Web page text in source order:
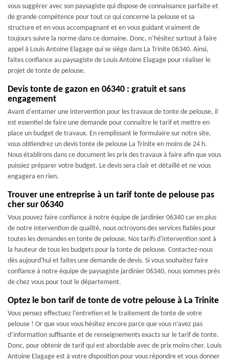
vous suggérer avec son paysagiste qui dispose de connaissance parfaite et
de grande compétence pour tout ce qui concerne la pelouse et sa
structure et en vous accompagnant et en vous guidant vraiment de
toujours suivre la norme dans ce domaine. Donc, n’hésitez surtout à faire
appel à Louis Antoine Elagage qui se siège dans La Trinite 06340. Ainsi,
faites confiance au paysagiste de Louis Antoine Elagage pour réaliser le
projet de tonte de pelouse.
Devis tonte de gazon en 06340 : gratuit et sans
engagement
Avant d'entamer une intervention pour les travaux de tonte de pelouse, il
est essentiel de faire une demande pour connaître le tarif et mettre en
place un budget de travaux. En remplissant le formulaire sur notre site,
vous obtiendrez un devis tonte de pelouse La Trinite en moins de 24 h.
Nous établirons dans ce document les prix des travaux à faire afin que vous
puissiez préparer votre budget. Le devis sera clair et détaillé et ne vous
engagera en rien.
Trouver une entreprise à un tarif tonte de pelouse pas
cher sur 06340
Vous pouvez faire confiance à notre équipe de jardinier 06340 car en plus
de notre intervention de qualité, nous octroyons des services fiables pour
toutes les demandes en tonte de pelouse. Nos tarifs d'intervention sont à
la hauteur de tous les budgets pour la tonte de pelouse. Contactez-nous
dès aujourd'hui et faites une demande de devis. Si vous souhaitez faire
confiance à notre équipe de paysagiste jardinier 06340, nous sommes près
de chez vous pour tout le département.
Optez le bon tarif de tonte de votre pelouse à La Trinite
Vous pensez effectuez l’entretien et le traitement de tonte de votre
pelouse ! Or que vous vous hésitez encore parce que vous n’avez pas
d’information suffisante et de renseignements exacts sur le tarif de tonte.
Donc, pour obtenir de tarif qui est abordable avec de prix moins cher. Louis
Antoine Elagage est à votre disposition pour vous répondre et vous donner